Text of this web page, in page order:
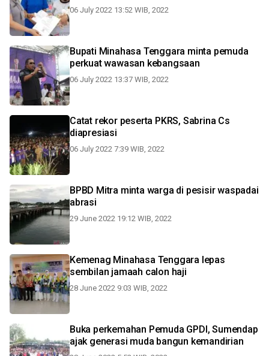
06 July 2022 13:52 WIB, 2022
Bupati Minahasa Tenggara minta pemuda
perkuat wawasan kebangsaan
06 July 2022 13:37 WIB, 2022
Catat rekor peserta PKRS, Sabrina Cs
diapresiasi
06 July 2022 7:39 WIB, 2022
BPBD Mitra minta warga di pesisir waspadai
abrasi
29 June 2022 19:12 WIB, 2022
Kemenag Minahasa Tenggara lepas
sembilan jamaah calon haji
28 June 2022 9:03 WIB, 2022
Buka perkemahan Pemuda GPDI, Sumendap
ajak generasi muda bangun kemandirian